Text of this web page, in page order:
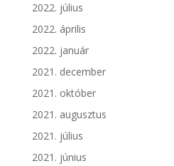
2022. július
2022. április
2022. január
2021. december
2021. október
2021. augusztus
2021. július
2021. június